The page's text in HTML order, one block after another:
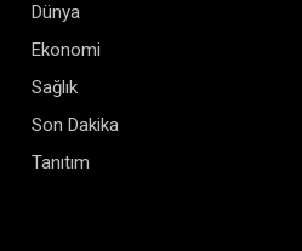
Dünya
Ekonomi
Sağlık
Son Dakika
Tanıtım